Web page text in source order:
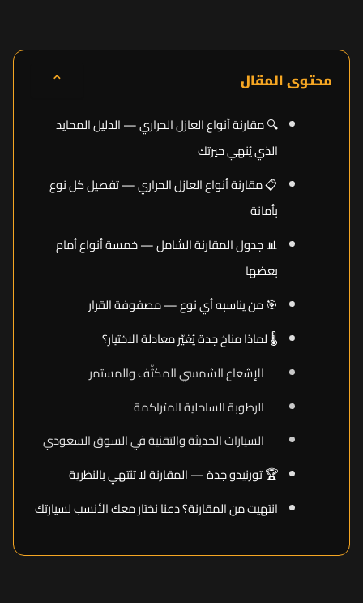
محتوى المقال ⌃
🔍 مقارنة أنواع العازل الحراري — الدليل المحايد
الذي يُنهي حيرتك
📋 مقارنة أنواع العازل الحراري — تفصيل كل نوع
بأمانة
📊 جدول المقارنة الشامل — خمسة أنواع أمام
بعضها
🎯 من يناسبه أي نوع — مصفوفة القرار
🌡️ لماذا مناخ جدة يُغيّر معادلة الاختيار؟
الإشعاع الشمسي المكثّف والمستمر
الرطوبة الساحلية المتراكمة
السيارات الحديثة والتقنية في السوق السعودي
🏆 تورنيدو جدة — المقارنة لا تنتهي بالنظرية
انتهيت من المقارنة؟ دعنا نختار معك الأنسب لسيارتك